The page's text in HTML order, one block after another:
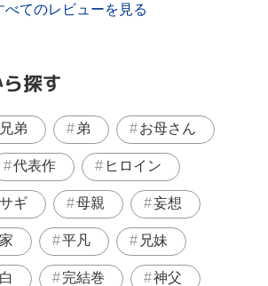
べてのレビューを見る
探す
兄弟 弟 お母さん
代表作 ヒロイン
ギ 母親 妄想
平凡 兄妹
完結巻 神父